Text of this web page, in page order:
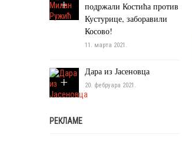
подржали Костића против
Кустурице, заборавили
Косово!
11. марта 2021.
Дара из Јасеновца
20. фебруара 2021.
РЕКЛАМЕ